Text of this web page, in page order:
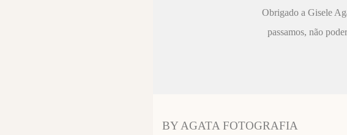
Obrigado a Gisele
passamos, não
BY AGATA FOTOGRAFIA